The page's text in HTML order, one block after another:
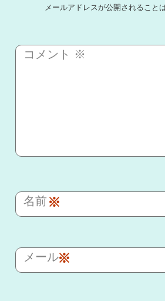
メールアドレスが公開されること
コメント ※
名前 ※
メール※